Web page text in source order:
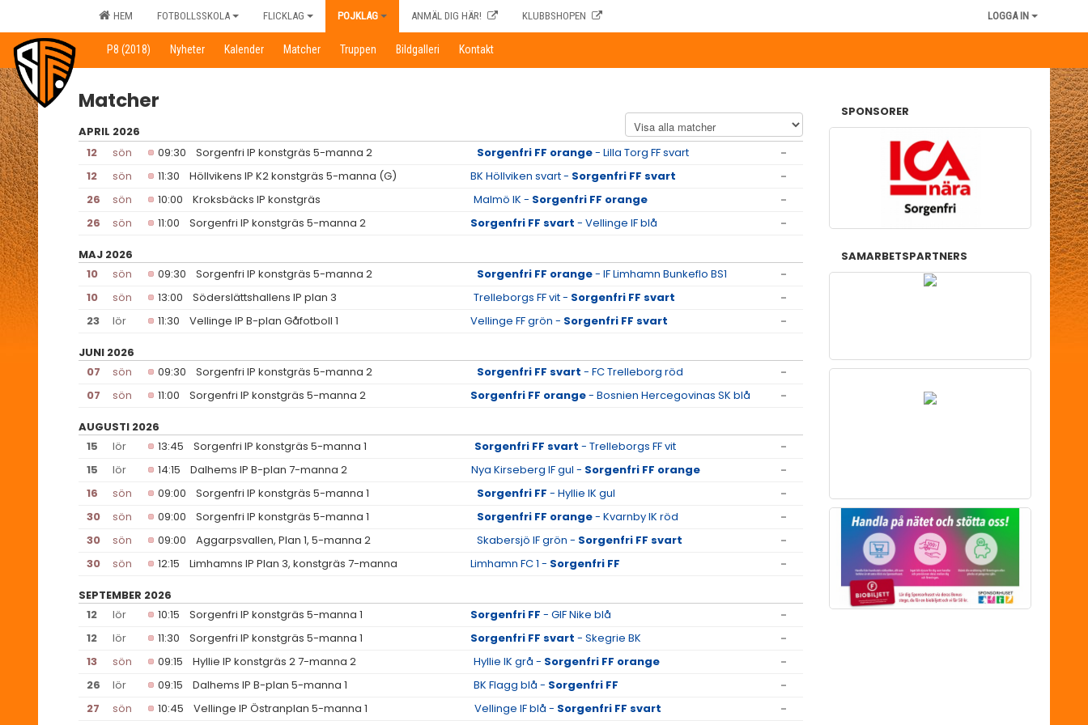
HEM FOTBOLLSSKOLA FLICKLAG POJKLAG ANMÄL DIG HÄR! KLUBBSHOPEN LOGGA IN
P8 (2018) Nyheter Kalender Matcher Truppen Bildgalleri Kontakt
Matcher
APRIL 2026
12
sön 09:30 Sorgenfri IP konstgräs 5-manna 2 Sorgenfri FF orange- Lilla Torg FF svart
-
12
sön 11:30 Höllvikens IP K2 konstgräs 5-manna (G) BK Höllviken svart - Sorgenfri FF svart
-
26
sön 10:00 Kroksbäcks IP konstgräs Malmö IK - Sorgenfri FF orange
-
26
sön 11:00 Sorgenfri IP konstgräs 5-manna 2 Sorgenfri FF svart - Vellinge IF blå -
MAJ 2026
10
sön 09:30 Sorgenfri IP konstgräs 5-manna 2 Sorgenfri FF orange- IF Limhamn Bunkeflo BS1
-
10
sön 13:00 Söderslättshallens IP plan 3 Trelleborgs FF vit - Sorgenfri FF svart
-
23
lör 11:30 Vellinge IP B-plan Gåfotboll 1 Vellinge FF grön - Sorgenfri FF svart -
JUNI 2026
07
sön 09:30 Sorgenfri IP konstgräs 5-manna 2 Sorgenfri FF svart - FC Trelleborg röd
-
07
sön 11:00 Sorgenfri IP konstgräs 5-manna 2 Sorgenfri FF orange- Bosnien Hercegovinas SK blå -
AUGUSTI 2026
15
lör 13:45 Sorgenfri IP konstgräs 5-manna 1 Sorgenfri FF svart - Trelleborgs FF vit
-
15
lör 14:15 Dalhems IP B-plan 7-manna 2 Nya Kirseberg IF gul - Sorgenfri FF orange
-
16
sön 09:00 Sorgenfri IP konstgräs 5-manna 1 Sorgenfri FF - Hyllie IK gul
-
30
sön 09:00 Sorgenfri IP konstgräs 5-manna 1 Sorgenfri FF orange- Kvarnby IK röd
-
30
sön 09:00 Aggarpsvallen, Plan 1, 5-manna 2 Skabersjö IF grön - Sorgenfri FF svart
-
30
sön 12:15 Limhamns IP Plan 3, konstgräs 7-manna Limhamn FC 1 - Sorgenfri FF -
SEPTEMBER 2026
12
lör 10:15 Sorgenfri IP konstgräs 5-manna 1 Sorgenfri FF - GIF Nike blå
-
12
lör 11:30 Sorgenfri IP konstgräs 5-manna 1 Sorgenfri FF svart - Skegrie BK
-
13
sön 09:15 Hyllie IP konstgräs 2 7-manna 2 Hyllie IK grå - Sorgenfri FF orange
-
26
lör 09:15 Dalhems IP B-plan 5-manna 1 BK Flagg blå - Sorgenfri FF
-
27
sön 10:45 Vellinge IP Östranplan 5-manna 1 Vellinge IF blå - Sorgenfri FF svart -
SPONSORER
SAMARBETSPARTNERS